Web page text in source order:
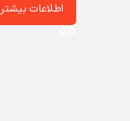
اطلاعات بیشتر